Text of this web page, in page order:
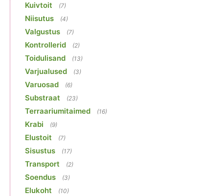
Kuivtoit (7)
Niisutus (4)
Valgustus (7)
Kontrollerid (2)
Toidulisand (13)
Varjualused (3)
Varuosad (6)
Substraat (23)
Terraariumitaimed (16)
Krabi (9)
Elustoit (7)
Sisustus (17)
Transport (2)
Soendus (3)
Elukoht (10)